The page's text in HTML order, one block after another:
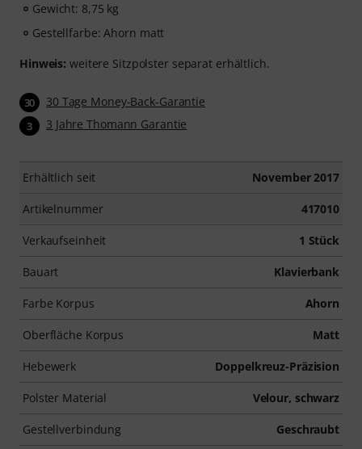
Gewicht: 8,75 kg
Gestellfarbe: Ahorn matt
Hinweis: weitere Sitzpolster separat erhältlich.
30 30 Tage Money-Back-Garantie
3 3 Jahre Thomann Garantie
Erhältlich seit November 2017
Artikelnummer 417010
Verkaufseinheit 1 Stück
Bauart Klavierbank
Farbe Korpus Ahorn
Oberfläche Korpus Matt
Hebewerk Doppelkreuz-Präzision
Polster Material Velour, schwarz
Gestellverbindung Geschraubt